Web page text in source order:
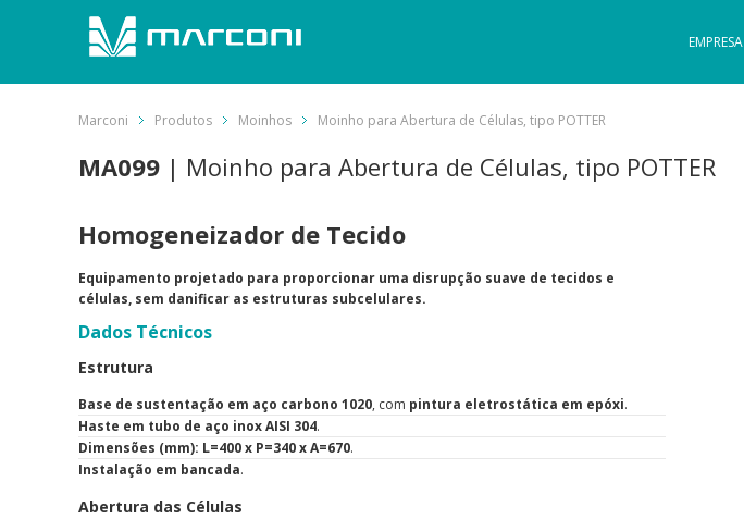
EMPRESA
Marconi Produtos Moinhos Moinho para Abertura de Células, tipo POTTER
MA099 | Moinho para Abertura de Células, tipo POTTER
Homogeneizador de Tecido
Equipamento projetado para proporcionar uma disrupção suave de tecidos e
células, sem danificar as estruturas subcelulares.
Dados Técnicos
Estrutura
Base de sustentação em aço carbono 1020, com pintura eletrostática em epóxi.
Haste em tubo de aço inox AISI 304.
Dimensões (mm): L=400 x P=340 x A=670.
Instalação em bancada.
Abertura das Células